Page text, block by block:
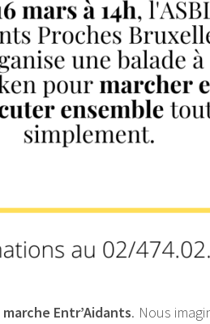
marche Entr’Aidants. Nous